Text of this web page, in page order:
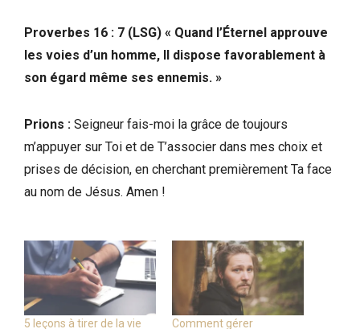
Proverbes 16 : 7 (LSG) « Quand l’Éternel approuve
les voies d’un homme, Il dispose favorablement à
son égard même ses ennemis. »
Prions : Seigneur fais-moi la grâce de toujours
m’appuyer sur Toi et de T’associer dans mes choix et
prises de décision, en cherchant premièrement Ta face
au nom de Jésus. Amen !
5 leçons à tirer de la vie
Comment gérer